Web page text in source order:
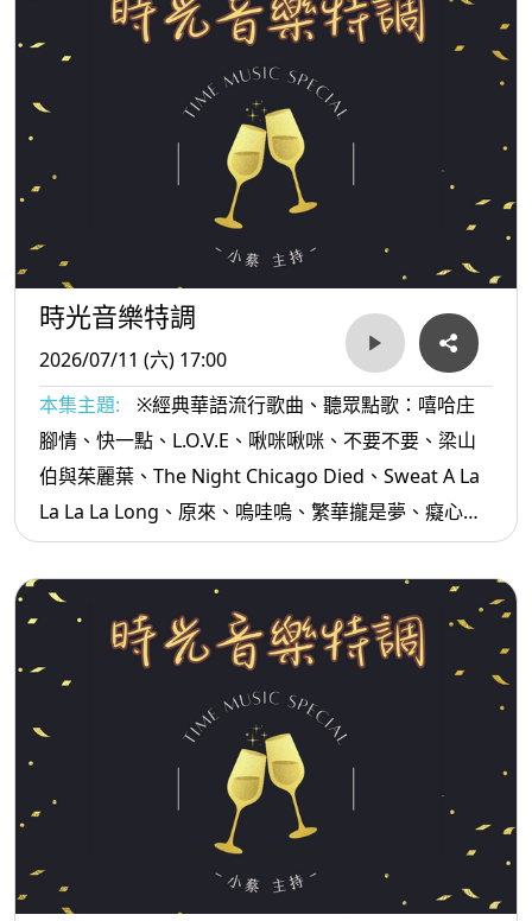
時光音樂特調
2026/07/11 (六) 17:00
本集主題:
※經典華語流行歌曲、聽眾點歌：嘻哈庄
腳情、快一點、L.O.V.E、啾咪啾咪、不要不要、梁山
伯與茱麗葉、The Night Chicago Died、Sweat A La
La La La Long、原來、嗚哇嗚、繁華攏是夢、癡心沈
落海、無情放抹記...等。